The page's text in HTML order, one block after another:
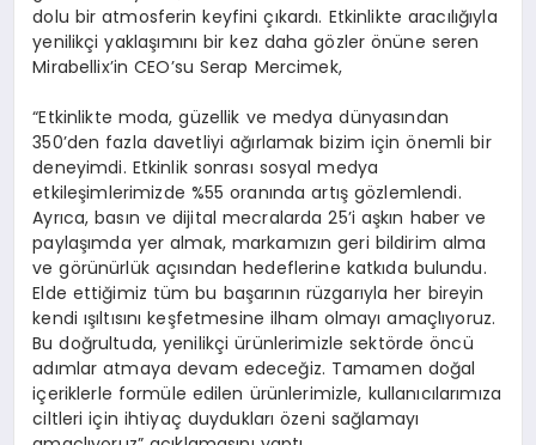
dolu bir atmosferin keyfini çıkardı. Etkinlikte aracılığıyla
yenilikçi yaklaşımını bir kez daha gözler önüne seren
Mirabellix’in CEO’su Serap Mercimek,
“Etkinlikte moda, güzellik ve medya dünyasından
350’den fazla davetliyi ağırlamak bizim için önemli bir
deneyimdi. Etkinlik sonrası sosyal medya
etkileşimlerimizde %55 oranında artış gözlemlendi.
Ayrıca, basın ve dijital mecralarda 25’i aşkın haber ve
paylaşımda yer almak, markamızın geri bildirim alma
ve görünürlük açısından hedeflerine katkıda bulundu.
Elde ettiğimiz tüm bu başarının rüzgarıyla her bireyin
kendi ışıltısını keşfetmesine ilham olmayı amaçlıyoruz.
Bu doğrultuda, yenilikçi ürünlerimizle sektörde öncü
adımlar atmaya devam edeceğiz. Tamamen doğal
içeriklerle formüle edilen ürünlerimizle, kullanıcılarımıza
ciltleri için ihtiyaç duydukları özeni sağlamayı